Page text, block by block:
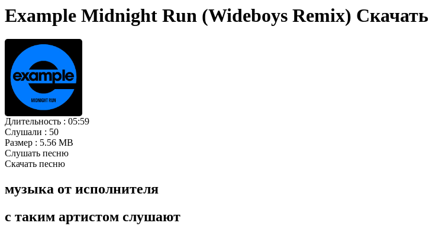
Example Midnight Run (Wideboys Remix) Скачать
Длительность : 05:59
Слушали : 50
Размер : 5.56 MB
Слушать песню
Скачать песню
музыка от исполнителя
с таким артистом слушают